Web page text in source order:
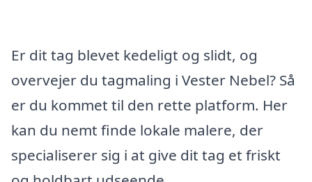
Er dit tag blevet kedeligt og slidt, og
overvejer du tagmaling i Vester Nebel? Så
er du kommet til den rette platform. Her
kan du nemt finde lokale malere, der
specialiserer sig i at give dit tag et friskt